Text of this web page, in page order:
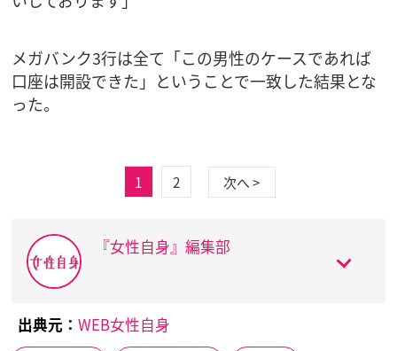
メガバンク3行は全て「この男性のケースであれば
口座は開設できた」ということで一致した結果とな
った。
1 2 次へ >
『女性自身』編集部
出典元： WEB女性自身